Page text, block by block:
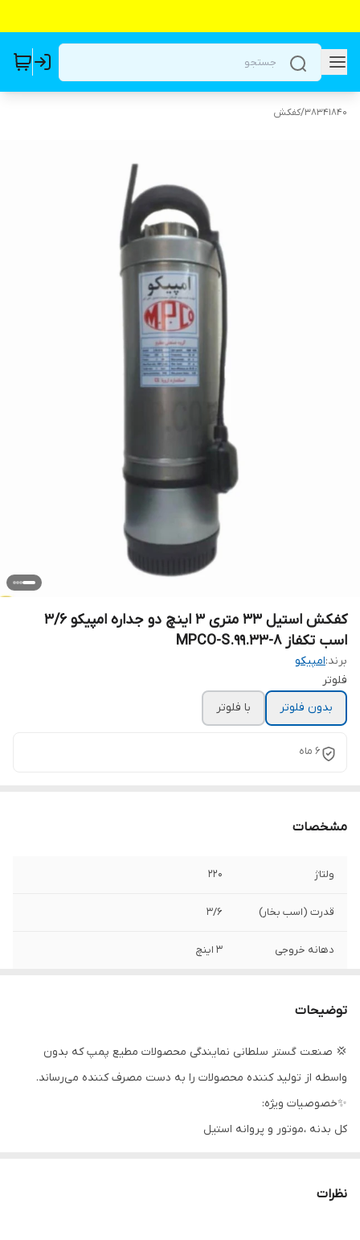
38341840
/کفکش
کفکش استیل ۳۳ متری ۳ اینچ دو جداره امپیکو 3/6
اسب تکفاز MPCO-S.99.33-8
برند:امپیکو
فلوتر
بدون فلوتر
با فلوتر
۶ ماه
مشخصات
ولتاژ ۲۲۰
قدرت (اسب بخار) 3/6
دهانه خروجی ۳ اینچ
جنس بدنه
قطر تنه 17/5 سانت
توضیحات
💢 صنعت گستر سلطانی نمایندگی محصولات مطیع پمپ که بدون
واسطه از تولید کننده محصولات را به دست مصرف کننده می‌رساند.
✨خصوصیات ویژه:
کل بدنه ،موتور و پروانه استیل
نظرات